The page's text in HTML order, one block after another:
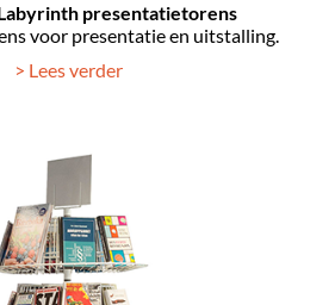
presentatietorens
voor presentatie en uitstalling.
> Lees verder